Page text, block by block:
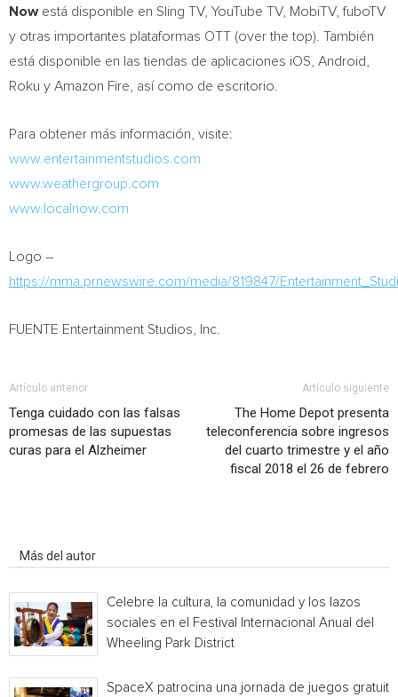
Nowestá disponible en Sling TV, YouTube TV, MobiTV, fuboTV
y otras importantes plataformas OTT (over the top). También
está disponible en las tiendas de aplicaciones iOS, Android,
Roku y Amazon Fire, así como de escritorio.
Para obtener más información, visite:
www.entertainmentstudios.com
www.weathergroup.com
www.localnow.com
Logo –
https://mma.prnewswire.com/media/819847/
FUENTE Entertainment Studios, Inc.
Artículo anterior
Tenga cuidado con las falsas
promesas de las supuestas
curas para el Alzheimer
Artículo siguiente
The Home Depot presenta
teleconferencia sobre ingresos
del cuarto trimestre y el año
fiscal 2018 el 26 de febrero
Más del autor
Celebre la cultura, la comunidad y los lazos
sociales en el Festival Internacional Anual del
Wheeling Park District
SpaceX patrocina una jornada de juegos gratuita